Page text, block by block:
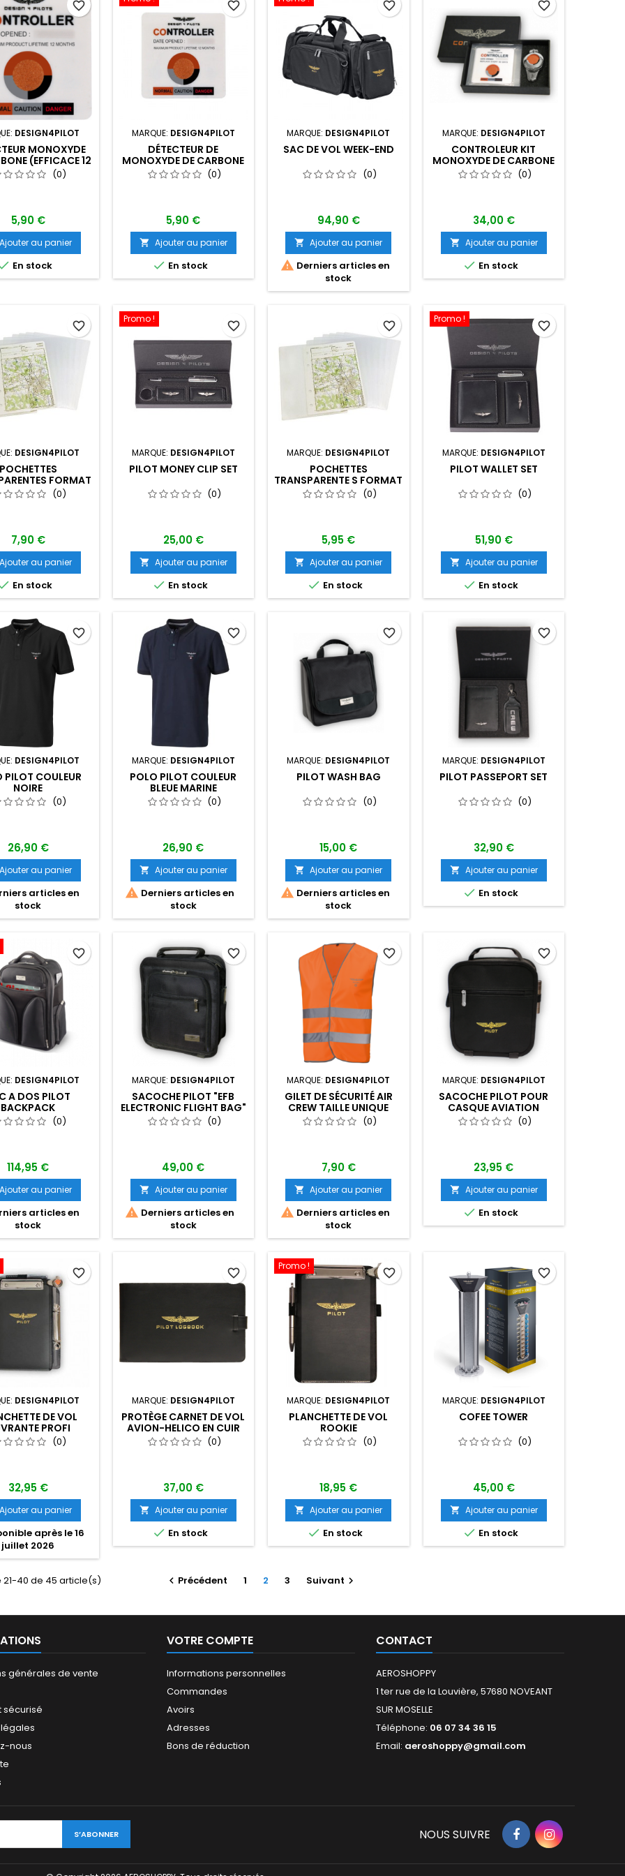
DESIGN4PILOT
MONOXYDE
(EFFICACE 12
MOIS)
(0)
5,90 €
Ajouter au panier
En stock
favorite_border
MARQUE: DESIGN4PILOT
DÉTECTEUR DE
MONOXYDE DE CARBONE
(EFFICACE 12 MOIS)
(0)
5,90 €
 Ajouter au panier
 En stock
favorite_border
MARQUE: DESIGN4PILOT
SAC DE VOL WEEK-END
(0)
94,90 €
 Ajouter au panier
 Derniers articles en
stock
favorite_border
MARQUE: DESIGN4PILOT
CONTROLEUR KIT
MONOXYDE DE CARBONE
(0)
34,00 €
 Ajouter au panier
 En stock
favorite_border
DESIGN4PILOT
POCHETTES
FORMAT
PLANCHETTES DE
(LOT DE 10)
(0)
7,90 €
Ajouter au panier
En stock
favorite_border
Promo !
MARQUE: DESIGN4PILOT
PILOT MONEY CLIP SET
(0)
25,00 €
 Ajouter au panier
 En stock
favorite_border
MARQUE: DESIGN4PILOT
POCHETTES
TRANSPARENTE S FORMAT
A6 POUR MINI-
PLANCHETTE DE VOL
(0)
5,95 €
 Ajouter au panier
 En stock
favorite_border
Promo !
MARQUE: DESIGN4PILOT
PILOT WALLET SET
(0)
51,90 €
 Ajouter au panier
 En stock
favorite_border
DESIGN4PILOT
PILOT COULEUR
NOIRE
(0)
26,90 €
Ajouter au panier
articles en
stock
favorite_border
MARQUE: DESIGN4PILOT
POLO PILOT COULEUR
BLEUE MARINE
(0)
26,90 €
 Ajouter au panier
 Derniers articles en
stock
favorite_border
MARQUE: DESIGN4PILOT
PILOT WASH BAG
(0)
15,00 €
 Ajouter au panier
 Derniers articles en
stock
favorite_border
MARQUE: DESIGN4PILOT
PILOT PASSEPORT SET
(0)
32,90 €
 Ajouter au panier
 En stock
favorite_border
DESIGN4PILOT
A DOS PILOT
BACKPACK
(0)
114,95 €
Ajouter au panier
articles en
stock
favorite_border
MARQUE: DESIGN4PILOT
SACOCHE PILOT "EFB
ELECTRONIC FLIGHT BAG"
(0)
49,00 €
 Ajouter au panier
 Derniers articles en
stock
favorite_border
MARQUE: DESIGN4PILOT
GILET DE SÉCURITÉ AIR
CREW TAILLE UNIQUE
XL/XXL (0)
7,90 €
 Ajouter au panier
 Derniers articles en
stock
favorite_border
MARQUE: DESIGN4PILOT
SACOCHE PILOT POUR
CASQUE AVIATION
(0)
23,95 €
 Ajouter au panier
 En stock
favorite_border
DESIGN4PILOT
DE VOL
PROFI
A5(0)
32,95 €
Ajouter au panier
après le 16
juillet 2026
favorite_border
MARQUE: DESIGN4PILOT
PROTÈGE CARNET DE VOL
AVION-HELICO EN CUIR
POUR CARNET DE VOL
BLEU DE LA DGAC
(0)
37,00 €
 Ajouter au panier
 En stock
favorite_border
Promo !
MARQUE: DESIGN4PILOT
PLANCHETTE DE VOL
ROOKIE
(0)
18,95 €
 Ajouter au panier
 En stock
favorite_border
MARQUE: DESIGN4PILOT
COFEE TOWER
(0)
45,00 €
 Ajouter au panier
 En stock
favorite_border
21-40 de 45 article(s)  Précédent 1 2 3 Suivant 
générales de vente
sécurisé
nous
VOTRE COMPTE
Informations personnelles
Commandes
Avoirs
Adresses
Bons de réduction
CONTACT
AEROSHOPPY
1 ter rue de la Louvière, 57680 NOVEANT
SUR MOSELLE
Téléphone: 06 07 34 36 15
Email: aeroshoppy@gmail.com
NOUS SUIVRE